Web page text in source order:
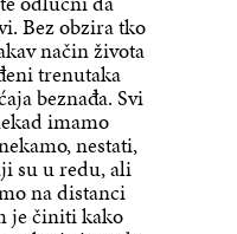
Bez obzira tko
način života
trenutaka
beznađa. Svi
imamo
nestati,
su u redu, ali
na distanci
je činiti kako